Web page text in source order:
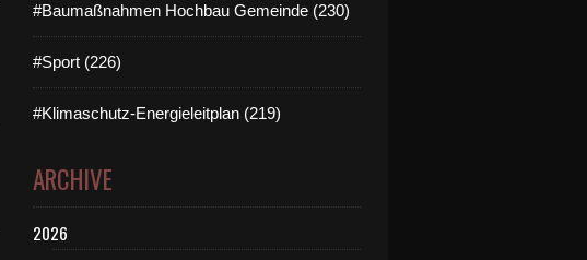
#Baumaßnahmen Hochbau Gemeinde (230)
#Sport (226)
#Klimaschutz-Energieleitplan (219)
ARCHIVE
2026